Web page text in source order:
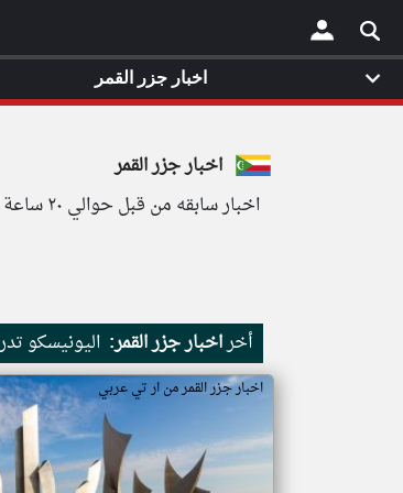
×
اخبار جزر القمر
اخبار سابقه من قبل حوالي ٢٠ ساعة
أخراخبار جزر القمر: اليونيسكو
اخبار جزر القمر من ار تي عربي
اخبار جزر القمر